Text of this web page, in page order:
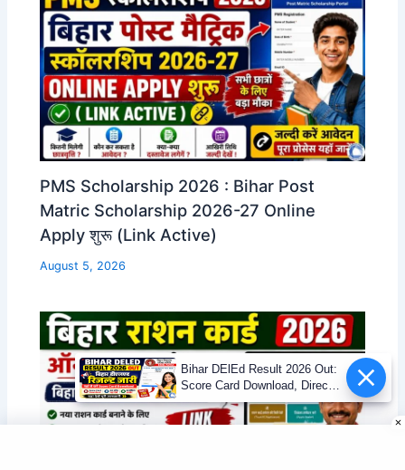
PMS Scholarship 2026 : Bihar Post
Matric Scholarship 2026-27 Online
Apply शुरू (Link Active)
August 5, 2026
Bihar DElEd Result 2026 Out:
Score Card Download, Direct
Link